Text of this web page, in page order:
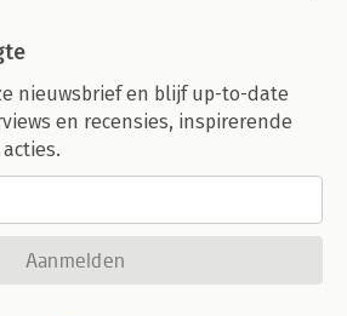
nieuwsbrief en blijf up-to-date
en recensies, inspirerende
Aanmelden